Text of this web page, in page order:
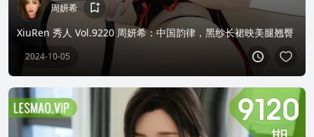
周妍希
XiuRen 秀人 Vol.9220 周妍希：中国韵律，黑纱长裙映美腿翘臀
2024-10-05